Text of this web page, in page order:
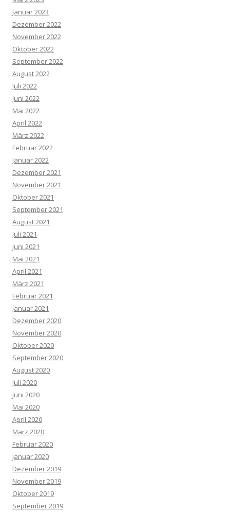
Januar 2023
Dezember 2022
November 2022
Oktober 2022
September 2022
August 2022
Juli 2022
Juni 2022
Mai 2022
April 2022
März 2022
Februar 2022
Januar 2022
Dezember 2021
November 2021
Oktober 2021
September 2021
August 2021
Juli 2021
Juni 2021
Mai 2021
April 2021
März 2021
Februar 2021
Januar 2021
Dezember 2020
November 2020
Oktober 2020
September 2020
August 2020
Juli 2020
Juni 2020
Mai 2020
April 2020
März 2020
Februar 2020
Januar 2020
Dezember 2019
November 2019
Oktober 2019
September 2019